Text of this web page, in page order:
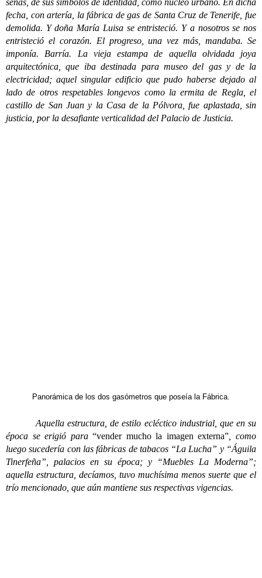
señas, de sus símbolos de identidad, como núcleo urbano. En dicha
fecha, con artería, la fábrica de gas de Santa Cruz de Tenerife, fue
demolida. Y doña María Luisa se entristeció. Y a nosotros se nos
entristeció el corazón. El progreso, una vez más, mandaba. Se
imponía. Barría. La vieja estampa de aquella olvidada joya
arquitectónica, que iba destinada para museo del gas y de la
electricidad; aquel singular edificio que pudo haberse dejado al
lado de otros respetables longevos como la ermita de Regla, el
castillo de San Juan y la Casa de la Pólvora, fue aplastada, sin
justicia, por la desafiante verticalidad del Palacio de Justicia.
Panorámica de los dos gasómetros que poseía la Fábrica.
Aquella estructura, de estilo ecléctico industrial, que en su
época se erigió para“vender mucho la imagen externa” , como
luego sucedería con las fábricas de tabacos “La Lucha” y “Águila
Tinerfeña”, palacios en su época; y “Muebles La Moderna”;
aquella estructura, decíamos, tuvo muchísima menos suerte que el
trío mencionado, que aún mantiene sus respectivas vigencias.